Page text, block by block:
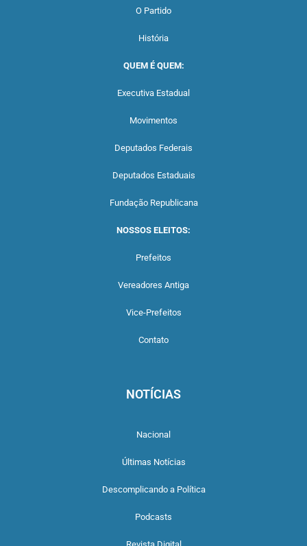
O Partido
História
QUEM É QUEM:
Executiva Estadual
Movimentos
Deputados Federais
Deputados Estaduais
Fundação Republicana
NOSSOS ELEITOS:
Prefeitos
Vereadores Antiga
Vice-Prefeitos
Contato
NOTÍCIAS
Nacional
Últimas Notícias
Descomplicando a Política
Podcasts